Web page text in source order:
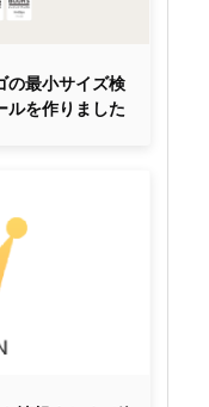
の最小サイズ検
ルを作りました